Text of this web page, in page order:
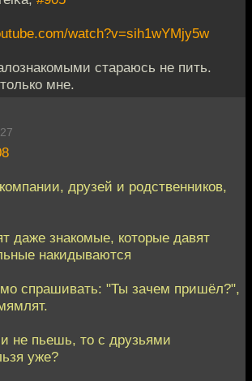
watch?v=sih1wYMjy5w
стараюсь не пить.
мне.
друзей и родственников,
даже знакомые, которые давят
накидываются
спрашивать: "Ты зачем пришёл?",
не пьешь, то с друзьями
уже?